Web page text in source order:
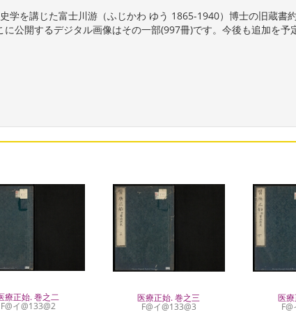
学を講じた富士川游（ふじかわ ゆう 1865-1940）博士の旧蔵書
公開するデジタル画像はその一部(997冊)です。今後も追加を予
療正始. 巻之二
F@イ@133@2
医療正始. 巻之三
F@イ@133@3
医